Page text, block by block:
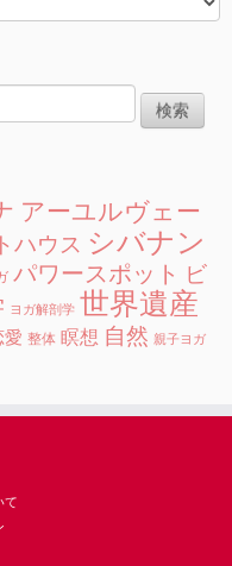
アーユルヴェー
ハウス シバナン
パワースポット ビ
ヨガ解剖学 世界遺産
愛 整体 瞑想 自然 親子ヨガ
て